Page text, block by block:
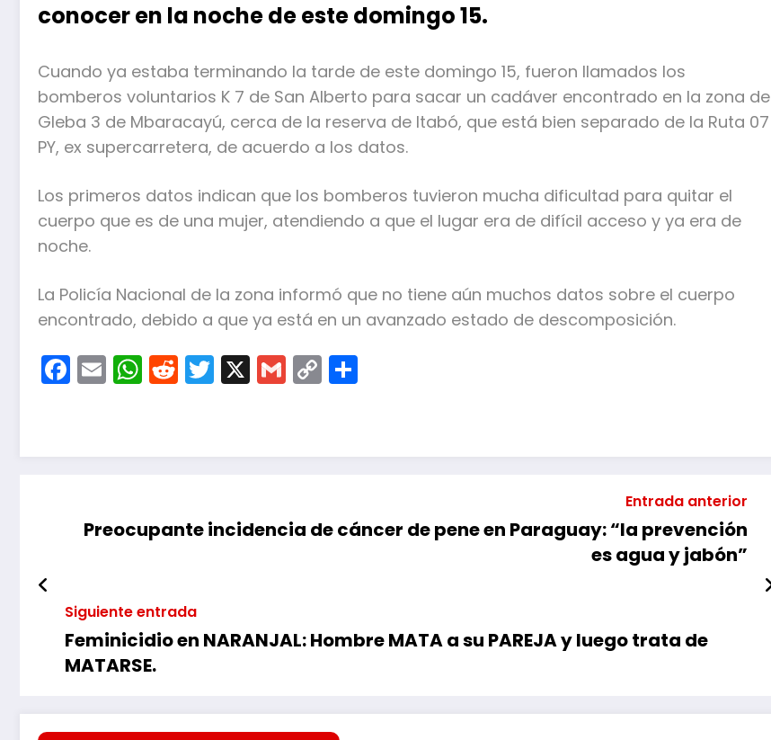
conocer en la noche de este domingo 15.
Cuando ya estaba terminando la tarde de este domingo 15, fueron llamados los
bomberos voluntarios K 7 de San Alberto para sacar un cadáver encontrado en la zona de
Gleba 3 de Mbaracayú, cerca de la reserva de Itabó, que está bien separado de la Ruta 07
PY, ex supercarretera, de acuerdo a los datos.
Los primeros datos indican que los bomberos tuvieron mucha dificultad para quitar el
cuerpo que es de una mujer, atendiendo a que el lugar era de difícil acceso y ya era de
noche.
La Policía Nacional de la zona informó que no tiene aún muchos datos sobre el cuerpo
encontrado, debido a que ya está en un avanzado estado de descomposición.
Facebook
EmailWhatsApp
Reddit
Twitter
X Gmail
Copy
Link
Entrada anterior
Preocupante incidencia de cáncer de pene en Paraguay: “la prevención
es agua y jabón”
Siguiente entrada
Feminicidio en NARANJAL: Hombre MATA a su PAREJA y luego trata de
MATARSE.